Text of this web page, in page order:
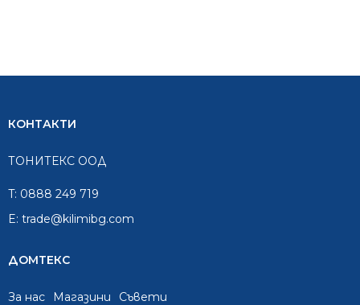
КОНТАКТИ
ТОНИТЕКС ООД
T: 0888 249 719
E: trade@kilimibg.com
ДОМТЕКС
За нас Mагазини Съвети